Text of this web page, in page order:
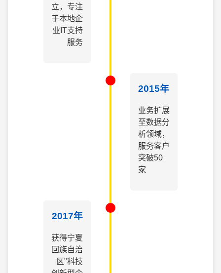
立，专注
于本地企
业IT支持
服务
2015年
业务扩展
至数据分
析领域，
服务客户
突破50
家
2017年
获得宁夏
回族自治
区"科技